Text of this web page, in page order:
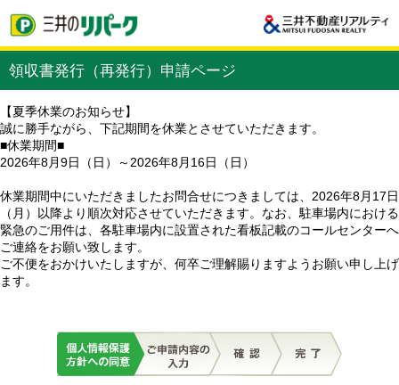
領収書発行（再発行）申請ページ
【夏季休業のお知らせ】
誠に勝手ながら、下記期間を休業とさせていただきます。
■休業期間■
2026年8月9日（日）～2026年8月16日（日）
休業期間中にいただきましたお問合せにつきましては、2026年8月17日
（月）以降より順次対応させていただきます。なお、駐車場内における
緊急のご用件は、各駐車場内に設置された看板記載のコールセンターへ
ご連絡をお願い致します。
ご不便をおかけいたしますが、何卒ご理解賜りますようお願い申し上げ
ます。